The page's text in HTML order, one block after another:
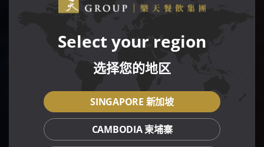
Select your region
选择您的地区
SINGAPORE 新加坡
CAMBODIA 柬埔寨